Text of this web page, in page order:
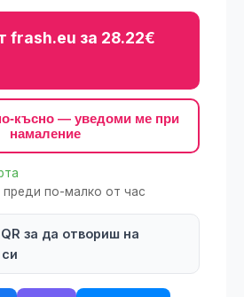
frash.eu за 28.22€
късно — уведоми ме при
намаление
по-малко от час
за да отвориш на